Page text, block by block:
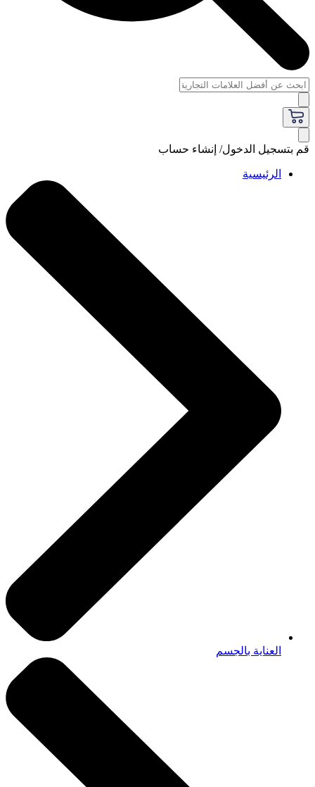
قم بتسجيل الدخول/ إنشاء حساب
الرئيسية
العناية بالجسم